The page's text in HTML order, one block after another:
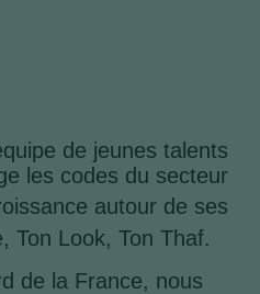
de jeunes talents
les codes du secteur
autour de ses
Ton Look, Ton Thaf.
de la France, nous